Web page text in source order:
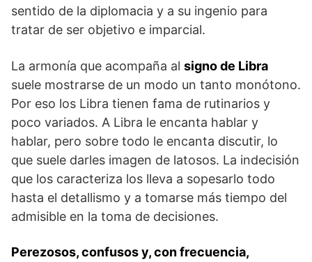
sentido de la diplomacia y a su ingenio para
tratar de ser objetivo e imparcial.
La armonía que acompaña al signo de Libra
suele mostrarse de un modo un tanto monótono.
Por eso los Libra tienen fama de rutinarios y
poco variados. A Libra le encanta hablar y
hablar, pero sobre todo le encanta discutir, lo
que suele darles imagen de latosos. La indecisión
que los caracteriza los lleva a sopesarlo todo
hasta el detallismo y a tomarse más tiempo del
admisible en la toma de decisiones.
Perezosos, confusos y, con frecuencia,